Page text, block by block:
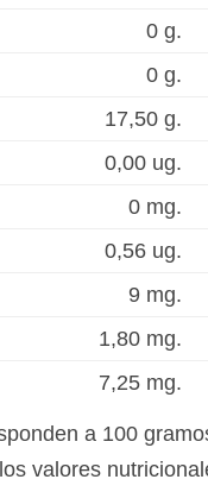
0 g.
0 g.
17,50 g.
0,00 ug.
0 mg.
0,56 ug.
9 mg.
1,80 mg.
7,25 mg.
a 100
valores